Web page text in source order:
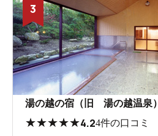
3
湯の越の宿（旧 湯の越温泉）
★★★★★4.24件の口コミ